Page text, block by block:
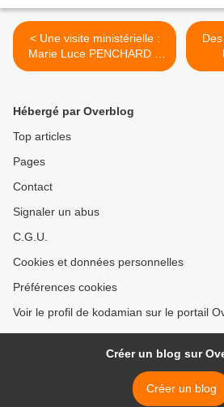
< Une visite ministérielle :
Marie Luce PENCHARD à
Wallis
Hébergé par Overblog
Top articles
Pages
Contact
Signaler un abus
C.G.U.
Cookies et données personnelles
Préférences cookies
Voir le profil de kodamian sur le portail
Créer un blog sur
Créer un blog